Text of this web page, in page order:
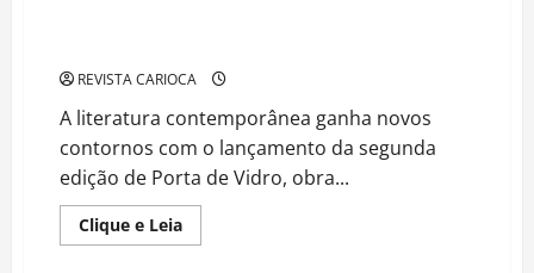
REVISTA CARIOCA
A literatura contemporânea ganha novos
contornos com o lançamento da segunda
edição de Porta de Vidro, obra...
Clique e LeiaRead
more